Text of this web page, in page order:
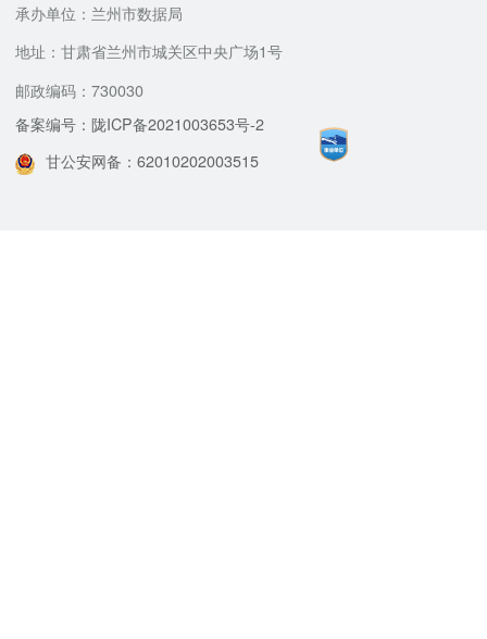
承办单位：兰州市数据局
地址：甘肃省兰州市城关区中央广场1号
邮政编码：730030
备案编号：陇ICP备2021003653号-2
甘公安网备：62010202003515